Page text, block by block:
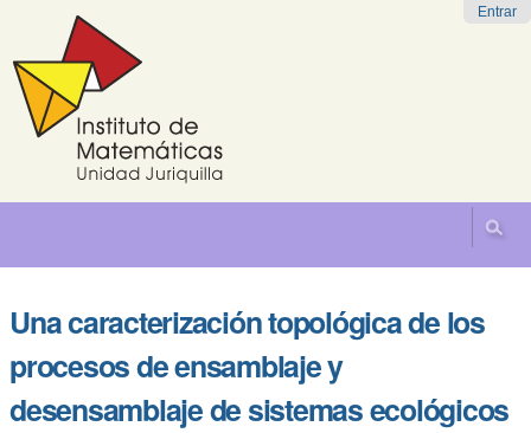
Saltar
navegación
Entrar
Una caracterización topológica de los
procesos de ensamblaje y
desensamblaje de sistemas ecológicos